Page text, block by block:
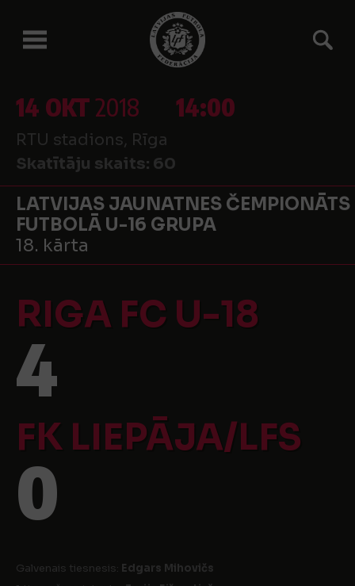
14 OKT2018 14:00
RTU stadions, Rīga
Skatītāju skaits: 60
LATVIJAS JAUNATNES ČEMPIONĀTS
FUTBOLĀ U-16 GRUPA
18. kārta
RIGA FC U-18
4
FK LIEPĀJA/LFS
0
Galvenais tiesnesis: Edgars Mihovičs